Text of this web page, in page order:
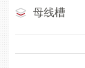
母线槽